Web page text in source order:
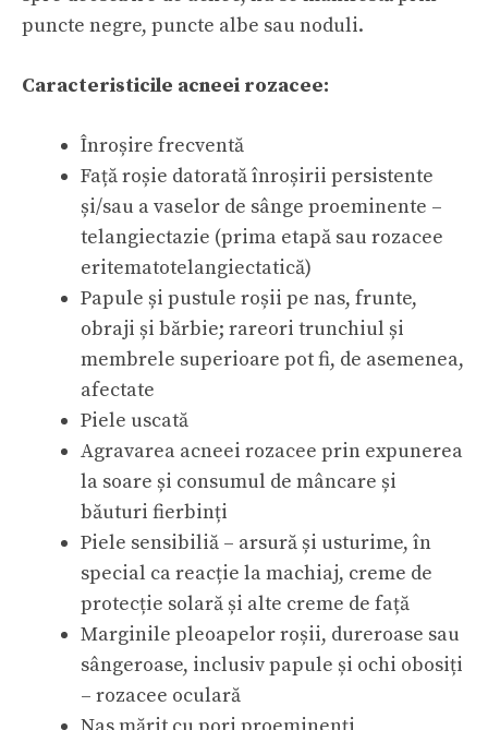
puncte negre, puncte albe sau noduli.
Caracteristicile acneei rozacee:
Înroșire frecventă
Față roșie datorată înroșirii persistente
și/sau a vaselor de sânge proeminente –
telangiectazie (prima etapă sau rozacee
eritematotelangiectatică)
Papule și pustule roșii pe nas, frunte,
obraji și bărbie; rareori trunchiul și
membrele superioare pot fi, de asemenea,
afectate
Piele uscată
Agravarea acneei rozacee prin expunerea
la soare și consumul de mâncare și
băuturi fierbinți
Piele sensibiliă – arsură și usturime, în
special ca reacție la machiaj, creme de
protecție solară și alte creme de față
Marginile pleoapelor roșii, dureroase sau
sângeroase, inclusiv papule și ochi obosiți
– rozacee oculară